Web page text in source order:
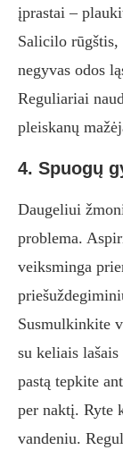
įprastai –
Salicilo rūgštis,
negyvas odos
Reguliariai
pleiskanų
4. Spuogų
Daugeliui
problema.
veiksminga
Susmulkinkite
su keliais
pastą tepkite
per naktį. Ryte
vandeniu.